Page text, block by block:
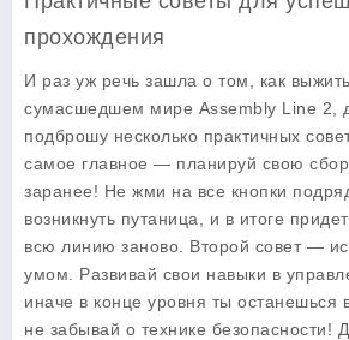
прохождения
И раз уж речь зашла о том, как
сумасшедшем мире Assembly Line 2
подброшу несколько практичных
самое главное — планируй свою
заранее! Не жми на все кнопки
возникнуть путаница, и в итоге
всю линию заново. Второй совет —
умом. Развивай свои навыки в
иначе в конце уровня ты останешься
не забывай о технике безопасности!